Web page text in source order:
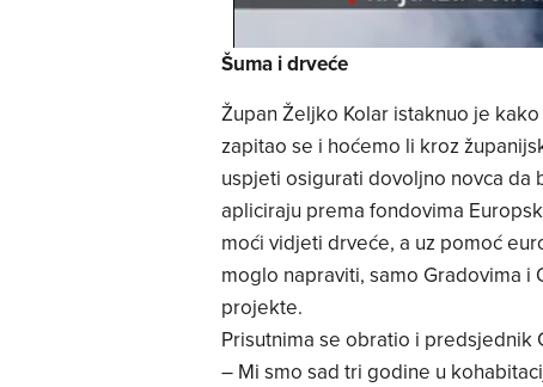
Šuma i drveće
Župan Željko Kolar istaknuo je
zapitao se i hoćemo li kroz
uspjeti osigurati dovoljno novca
apliciraju prema fondovima
moći vidjeti drveće, a uz pomoć
moglo napraviti, samo Gradovima i
projekte.
Prisutnima se obratio i predsjednik
– Mi smo sad tri godine u